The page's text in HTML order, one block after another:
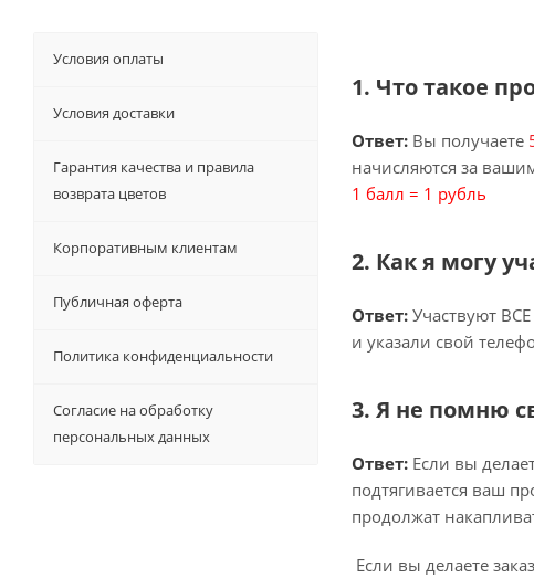
1. Что такое
Ответ: Вы получаете
начисляются за
1 балл = 1 рубль
2. Как я могу
Ответ: Участвуют
и указали свой
3. Я не помню
Ответ: Если вы
подтягивается ваш
продолжат
Если вы делаете
Условия оплаты
Условия доставки
Гарантия качества и правила
возврата цветов
Корпоративным клиентам
Публичная оферта
Политика конфиденциальности
Согласие на обработку
персональных данных